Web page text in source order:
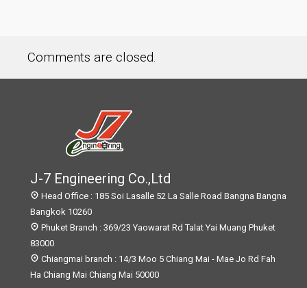
Comments are closed.
J-7 Engineering Co.,Ltd
Head Office : 185 Soi Lasalle 52 La Salle Road Bangna Bangna
Bangkok 10260
Phuket Branch : 369/23 Yaowarat Rd Talat Yai Muang Phuket
83000
Chiangmai branch : 14/3 Moo 5 Chiang Mai - Mae Jo Rd Fah
Ha Chiang Mai Chiang Mai 50000